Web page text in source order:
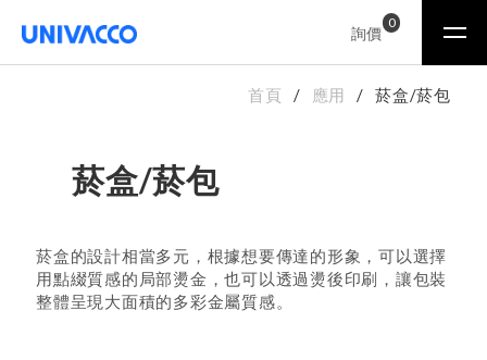
詢價
0
首頁 應用 菸盒/菸包
菸盒/菸包
菸盒的設計相當多元，根據想要傳達的形象，可以選擇
用點綴質感的局部燙金，也可以透過燙後印刷，讓包裝
整體呈現大面積的多彩金屬質感。